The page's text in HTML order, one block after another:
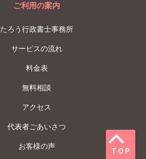
TOP
ご利用の案内
たろう行政書士事務所
サービスの流れ
料金表
無料相談
アクセス
代表者ごあいさつ
お客様の声